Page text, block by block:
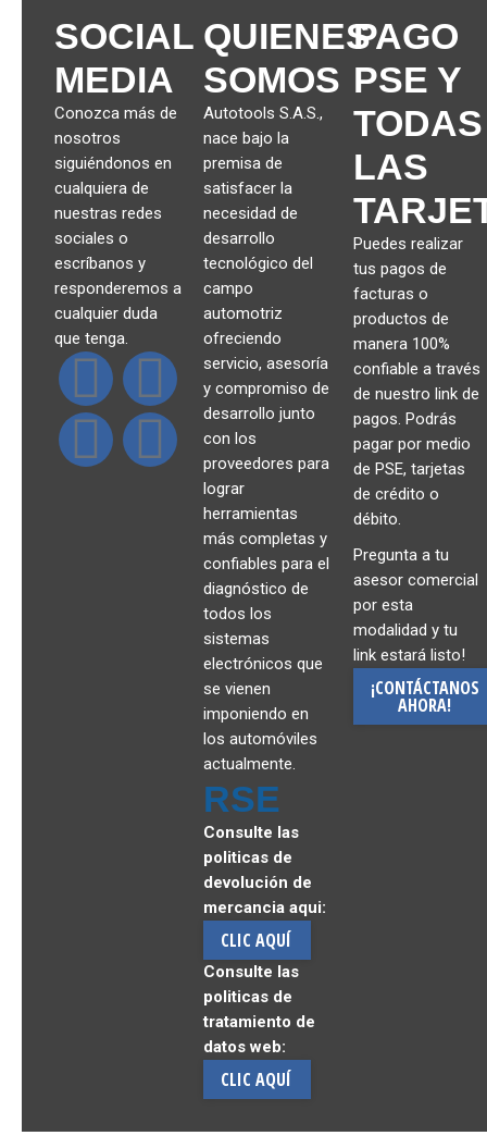
SOCIAL
MEDIA
Conozca más de
nosotros
siguiéndonos en
cualquiera de
nuestras redes
sociales o
escríbanos y
responderemos a
cualquier duda
que tenga.
QUIENES
SOMOS
Autotools S.A.S.,
nace bajo la
premisa de
satisfacer la
necesidad de
desarrollo
tecnológico del
campo
automotriz
ofreciendo
servicio, asesoría
y compromiso de
desarrollo junto
con los
proveedores para
lograr
herramientas
más completas y
confiables para el
diagnóstico de
todos los
sistemas
electrónicos que
se vienen
imponiendo en
los automóviles
actualmente.
RSE
Consulte las
politicas de
devolución de
mercancia aqui:
CLIC AQUÍ
Consulte las
politicas de
tratamiento de
datos web:
CLIC AQUÍ
PAGO
PSE Y
TODAS
LAS
Puedes realizar
tus pagos de
facturas o
productos de
manera 100%
confiable a través
de nuestro link de
pagos. Podrás
pagar por medio
de PSE, tarjetas
de crédito o
débito.
Pregunta a tu
asesor comercial
por esta
modalidad y tu
link estará listo!
¡CONTÁCTANOS
AHORA!